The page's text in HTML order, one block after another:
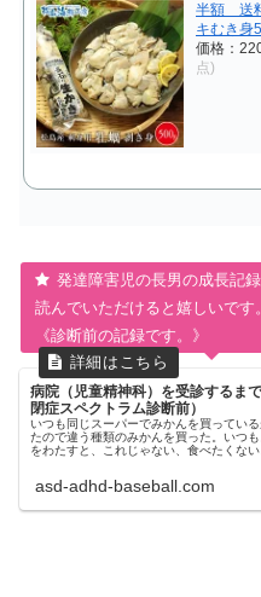
半額 送
キむき
価格：
点)
発達障害児の長男の成長記録
読んでいただけると嬉しいです。
《診断前の記録です。》
病院（児童精神科）を受診するま
閉症スペクトラム診断前）
いつも同じスーパーでみかんを買ってい
たので違う種類のみかんを買った。いつ
をわたすと、これじゃない、食べたくな
asd-adhd-baseball.com